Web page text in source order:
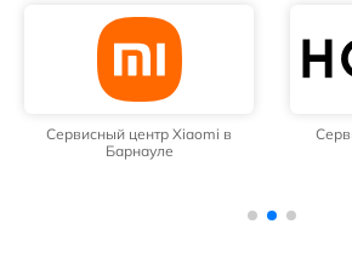
Сервисный центр Xiaomi в
Барнауле